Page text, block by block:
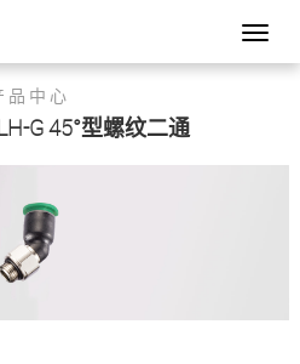
品中心
G 45°型螺纹二通